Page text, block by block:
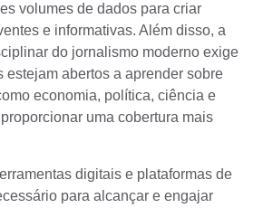
volumes de dados para criar
e informativas. Além disso, a
do jornalismo moderno exige
estejam abertos a aprender sobre
economia, política, ciência e
uma cobertura mais
digitais e plataformas de
para alcançar e engajar